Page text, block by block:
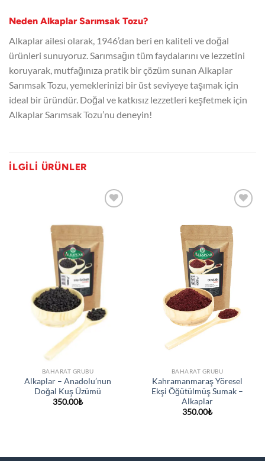
Neden Alkaplar Sarımsak Tozu?
Alkaplar ailesi olarak, 1946’dan beri en kaliteli ve doğal
ürünleri sunuyoruz. Sarımsağın tüm faydalarını ve lezzetini
koruyarak, mutfağınıza pratik bir çözüm sunan Alkaplar
Sarımsak Tozu, yemeklerinizi bir üst seviyeye taşımak için
ideal bir üründür. Doğal ve katkısız lezzetleri keşfetmek için
Alkaplar Sarımsak Tozu’nu deneyin!
İLGILI ÜRÜNLER
BAHARAT GRUBU
Alkaplar – Anadolu’nun
Doğal Kuş Üzümü
350.00₺
BAHARAT GRUBU
Kahramanmaraş Yöresel
Ekşi Öğütülmüş Sumak –
Alkaplar
350.00₺